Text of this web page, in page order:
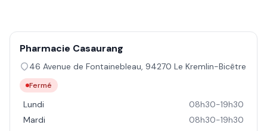
Pharmacie Casaurang
46 Avenue de Fontainebleau, 94270 Le Kremlin-Bicêtre
Fermé
Lundi
08h30-19h30
Mardi
08h30-19h30